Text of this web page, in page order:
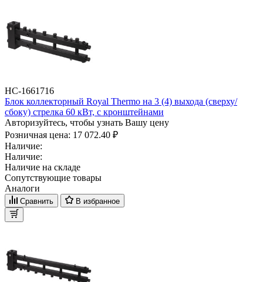
НС-1661716
Блок коллекторный Royal Thermo на 3 (4) выхода (сверху/
сбоку) стрелка 60 кВт, с кронштейнами
Авторизуйтесь, чтобы узнать Вашу цену
Розничная цена: 17 072.40 ₽
Наличие:
Наличие:
Наличие на складе
Сопутствующие товары
Аналоги
Сравнить В избранное